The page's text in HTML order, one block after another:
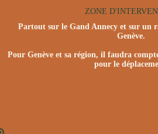
ZONE
Partout sur le Gand Annecy et sur un
Genève.
Pour Genève et sa région, il faudra
pour le